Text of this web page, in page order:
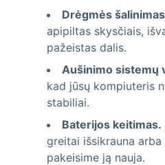
Drėgmės
apipiltas skysčiais,
pažeistas dalis.
Aušinimo sistemų
kad jūsų kompiuteris
stabiliai.
Baterijos keitimas.
greitai išsikrauna arba
pakeisime ją nauja.